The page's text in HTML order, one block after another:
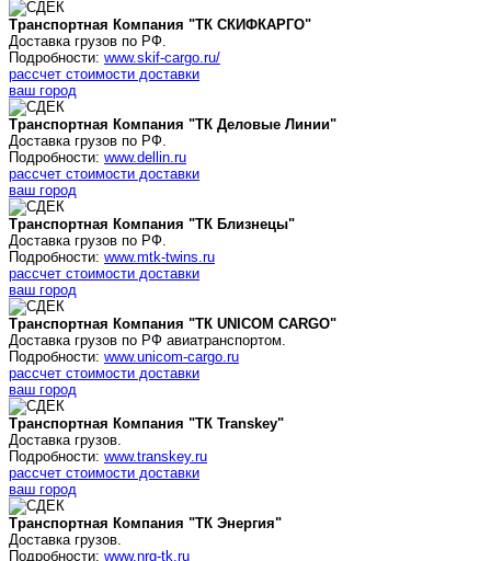
Транспортная Компания "ТК СКИФКАРГО"
Доставка грузов по РФ.
Подробности: www.skif-cargo.ru/
рассчет стоимости доставки
ваш город
Транспортная Компания "ТК Деловые Линии"
Доставка грузов по РФ.
Подробности: www.dellin.ru
рассчет стоимости доставки
ваш город
Транспортная Компания "ТК Близнецы"
Доставка грузов по РФ.
Подробности: www.mtk-twins.ru
рассчет стоимости доставки
ваш город
Транспортная Компания "ТК UNICOM CARGO"
Доставка грузов по РФ авиатранспортом.
Подробности: www.unicom-cargo.ru
рассчет стоимости доставки
ваш город
Транспортная Компания "ТК Transkey"
Доставка грузов.
Подробности: www.transkey.ru
рассчет стоимости доставки
ваш город
Транспортная Компания "ТК Энергия"
Доставка грузов.
Подробности: www.nrg-tk.ru